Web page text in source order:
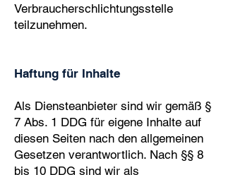
Verbraucherschlichtungsstelle
teilzunehmen.
Haftung für Inhalte
Als Diensteanbieter sind wir gemäß §
7 Abs. 1 DDG für eigene Inhalte auf
diesen Seiten nach den allgemeinen
Gesetzen verantwortlich. Nach §§ 8
bis 10 DDG sind wir als